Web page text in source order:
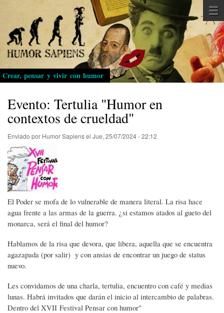
Pasar
al
contenido
principal
Crear, pensar y vivir con humor
Evento: Tertulia "Humor en
contextos de crueldad"
Enviado por Humor Sapiensel Jue, 25/07/2024 - 22:12
El Poder se mofa de lo vulnerable de manera literal. La risa hace
agua frente a las armas de la guerra. ¿si estamos atados al gueto del
monarca, será el final del humor?
Hablamos de la risa que devora, que libera, aquella que se encuentra
agazapada (por salir) y con ansias de encontrar un juego de status
nuevo.
Les convidamos de una charla, tertulia, encuentro con café y medias
lunas. Habrá invitados que darán el inicio al intercambio de palabras.
Dentro del XVII Festival Pensar con humor"